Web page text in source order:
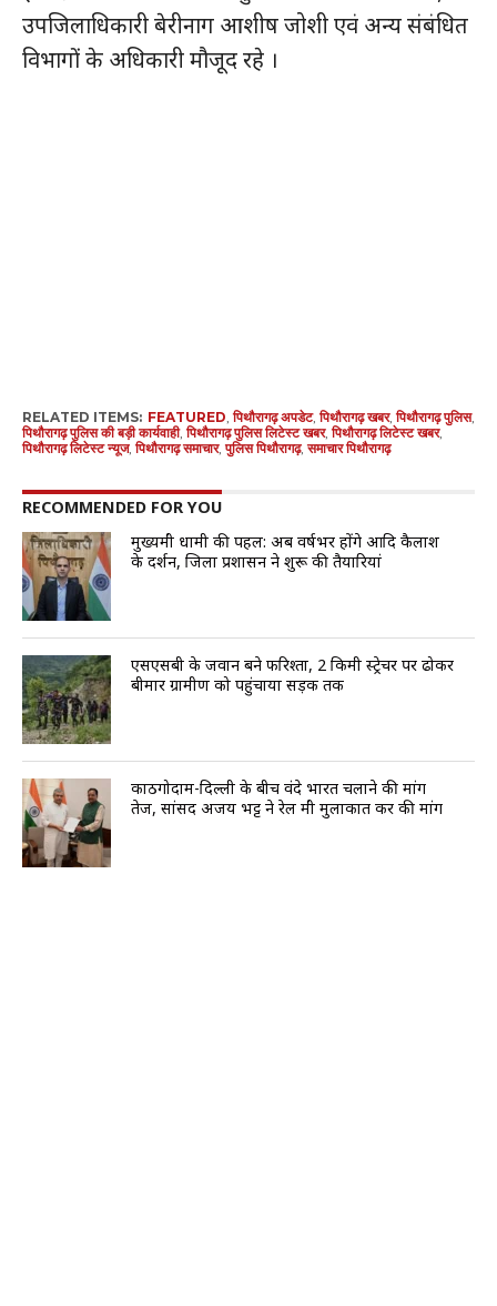
उपजिलाधिकारी बेरीनाग आशीष जोशी एवं अन्य संबंधित
विभागों के अधिकारी मौजूद रहे ।
RELATED ITEMS: FEATURED,पिथौरागढ़ अपडेट,पिथौरागढ़ खबर,पिथौरागढ़ पुलिस,
पिथौरागढ़ पुलिस की बड़ी कार्यवाही,पिथौरागढ़ पुलिस लिटेस्ट खबर,पिथौरागढ़ लिटेस्ट खबर,
पिथौरागढ़ लिटेस्ट न्यूज,पिथौरागढ़ समाचार,पुलिस पिथौरागढ़,समाचार पिथौरागढ़
RECOMMENDED FOR YOU
मुख्यमंत्री धामी की पहल: अब वर्षभर होंगे आदि कैलाश
के दर्शन, जिला प्रशासन ने शुरू की तैयारियां
एसएसबी के जवान बने फरिश्ता, 2 किमी स्ट्रेचर पर ढोकर
बीमार ग्रामीण को पहुंचाया सड़क तक
काठगोदाम-दिल्ली के बीच वंदे भारत चलाने की मांग
तेज, सांसद अजय भट्ट ने रेल मंत्री मुलाकात कर की मांग